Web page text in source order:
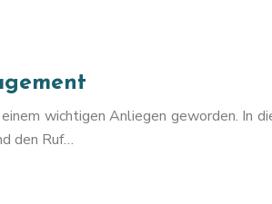
wichtigen Anliegen geworden. In
den Ruf…